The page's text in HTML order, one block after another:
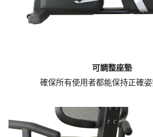
可調整座墊
確保所有使用者都能保持正確